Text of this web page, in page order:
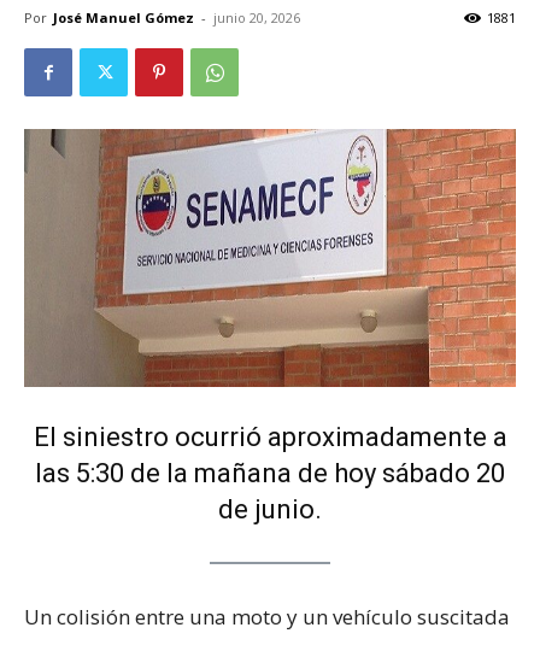
Por José Manuel Gómez - junio 20, 2026 1881
El siniestro ocurrió aproximadamente a
las 5:30 de la mañana de hoy sábado 20
de junio.
Un colisión entre una moto y un vehículo suscitada